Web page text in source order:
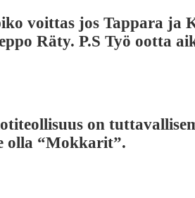
voittas jos Tappara ja
Räty. P.S Työ ootta
on
olla “Mokkarit”.